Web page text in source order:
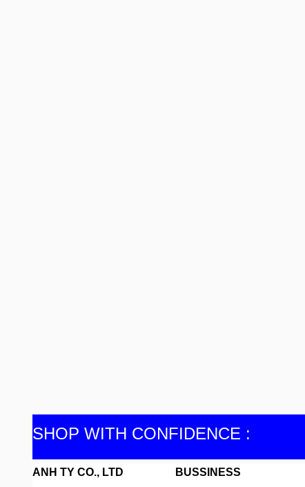
SHOP WITH CONFIDENCE :
ANH TY CO., LTD BUSSINESS